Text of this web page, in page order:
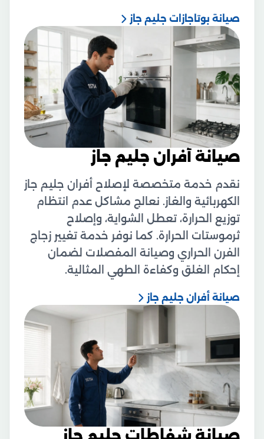
صيانة بوتاجازات جليم جاز
صيانة أفران جليم جاز
نقدم خدمة متخصصة لإصلاح أفران جليم جاز
الكهربائية والغاز. نعالج مشاكل عدم انتظام
توزيع الحرارة، تعطل الشواية، وإصلاح
ثرموستات الحرارة. كما نوفر خدمة تغيير زجاج
الفرن الحراري وصيانة المفصلات لضمان
إحكام الغلق وكفاءة الطهي المثالية.
صيانة أفران جليم جاز
صيانة شفاطات جليم جاز